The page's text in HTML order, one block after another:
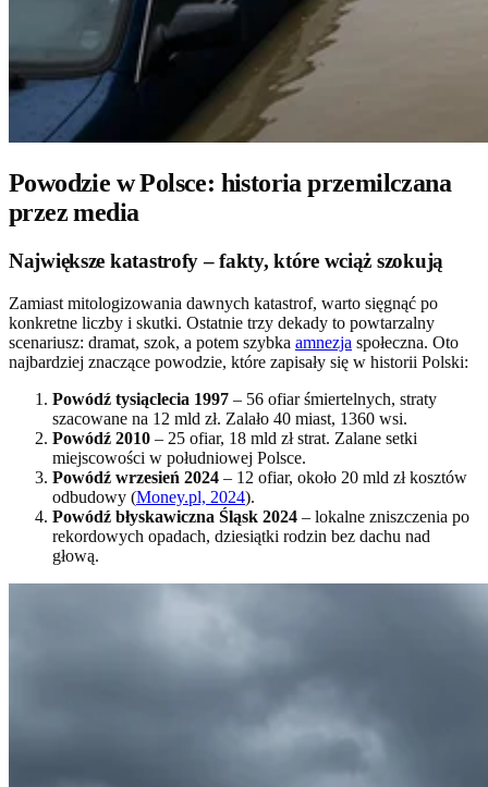
Powodzie w Polsce: historia przemilczana
przez media
Największe katastrofy – fakty, które wciąż szokują
Zamiast mitologizowania dawnych katastrof, warto sięgnąć po
konkretne liczby i skutki. Ostatnie trzy dekady to powtarzalny
scenariusz: dramat, szok, a potem szybka amnezja społeczna. Oto
najbardziej znaczące powodzie, które zapisały się w historii Polski:
Powódź tysiąclecia 1997 – 56 ofiar śmiertelnych, straty
szacowane na 12 mld zł. Zalało 40 miast, 1360 wsi.
Powódź 2010 – 25 ofiar, 18 mld zł strat. Zalane setki
miejscowości w południowej Polsce.
Powódź wrzesień 2024 – 12 ofiar, około 20 mld zł kosztów
odbudowy (Money.pl, 2024).
Powódź błyskawiczna Śląsk 2024 – lokalne zniszczenia po
rekordowych opadach, dziesiątki rodzin bez dachu nad
głową.